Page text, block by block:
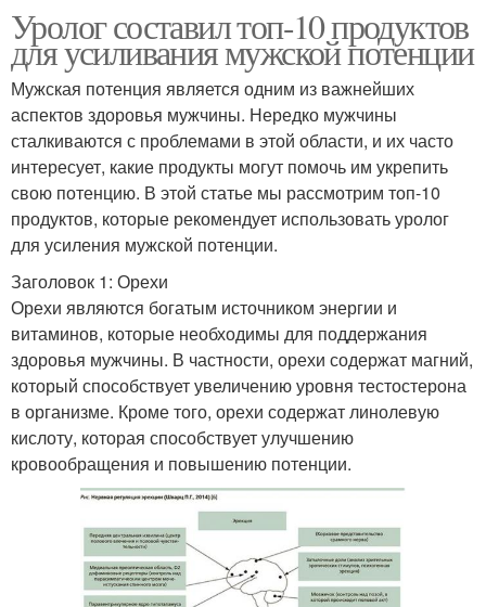
Уролог составил топ-10 продуктов
для усиливания мужской потенции
Мужская потенция является одним из важнейших
аспектов здоровья мужчины. Нередко мужчины
сталкиваются с проблемами в этой области, и их часто
интересует, какие продукты могут помочь им укрепить
свою потенцию. В этой статье мы рассмотрим топ-10
продуктов, которые рекомендует использовать уролог
для усиления мужской потенции.
Заголовок 1: Орехи
Орехи являются богатым источником энергии и
витаминов, которые необходимы для поддержания
здоровья мужчины. В частности, орехи содержат магний,
который способствует увеличению уровня тестостерона
в организме. Кроме того, орехи содержат линолевую
кислоту, которая способствует улучшению
кровообращения и повышению потенции.